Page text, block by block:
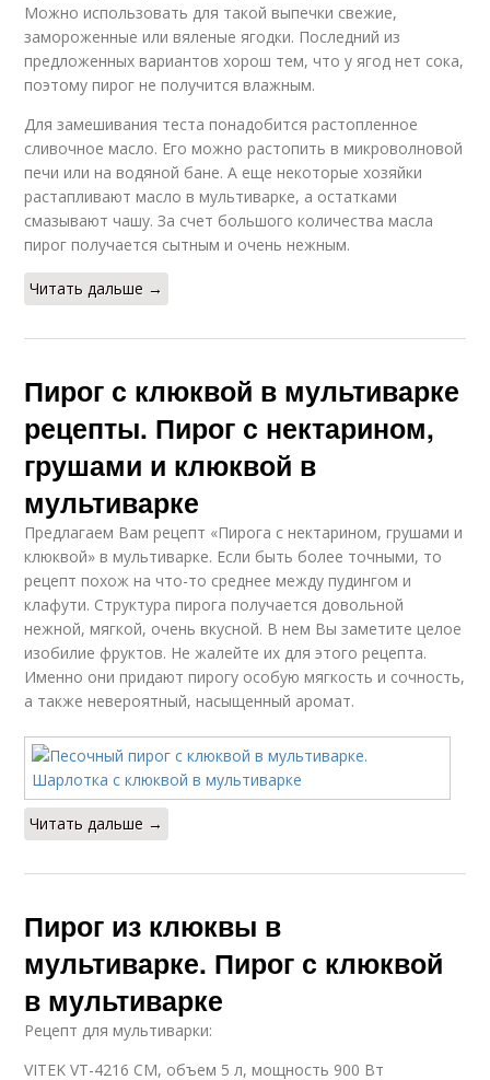
Можно использовать для такой выпечки свежие,
замороженные или вяленые ягодки. Последний из
предложенных вариантов хорош тем, что у ягод нет сока,
поэтому пирог не получится влажным.
Для замешивания теста понадобится растопленное
сливочное масло. Его можно растопить в микроволновой
печи или на водяной бане. А еще некоторые хозяйки
растапливают масло в мультиварке, а остатками
смазывают чашу. За счет большого количества масла
пирог получается сытным и очень нежным.
Читать дальше →
Пирог с клюквой в мультиварке
рецепты. Пирог с нектарином,
грушами и клюквой в
мультиварке
Предлагаем Вам рецепт «Пирога с нектарином, грушами и
клюквой» в мультиварке. Если быть более точными, то
рецепт похож на что-то среднее между пудингом и
клафути. Структура пирога получается довольной
нежной, мягкой, очень вкусной. В нем Вы заметите целое
изобилие фруктов. Не жалейте их для этого рецепта.
Именно они придают пирогу особую мягкость и сочность,
а также невероятный, насыщенный аромат.
Читать дальше →
Пирог из клюквы в
мультиварке. Пирог с клюквой
в мультиварке
Рецепт для мультиварки:
VITEK VT-4216 CM, объем 5 л, мощность 900 Вт